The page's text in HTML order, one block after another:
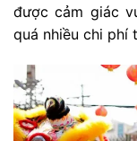
được cảm giác
quá nhiều chi phí